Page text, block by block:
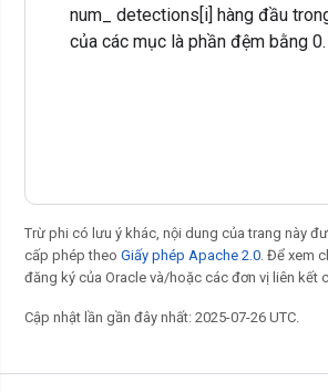
num_ detections[i] hàng đầu
của các mục là phần đệm bằng 0.
Trừ phi có lưu ý khác, nội dung của trang này
cấp phép theo Giấy phép Apache 2.0 . Để xem
đăng ký của Oracle và/hoặc các đơn vị liên kết
Cập nhật lần gần đây nhất: 2025-07-26 UTC.